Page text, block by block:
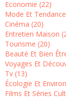
Economie (22)
Mode Et
Cinéma (20)
Entretien Maison
Tourisme (20)
Beauté Et Bien
Voyages Et
Tv (13)
Écologie Et
Films Et Séries